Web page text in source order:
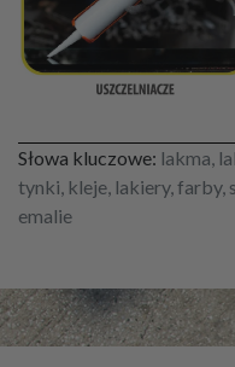
Słowa kluczowe: lakma,
tynki, kleje, lakiery, farby,
emalie